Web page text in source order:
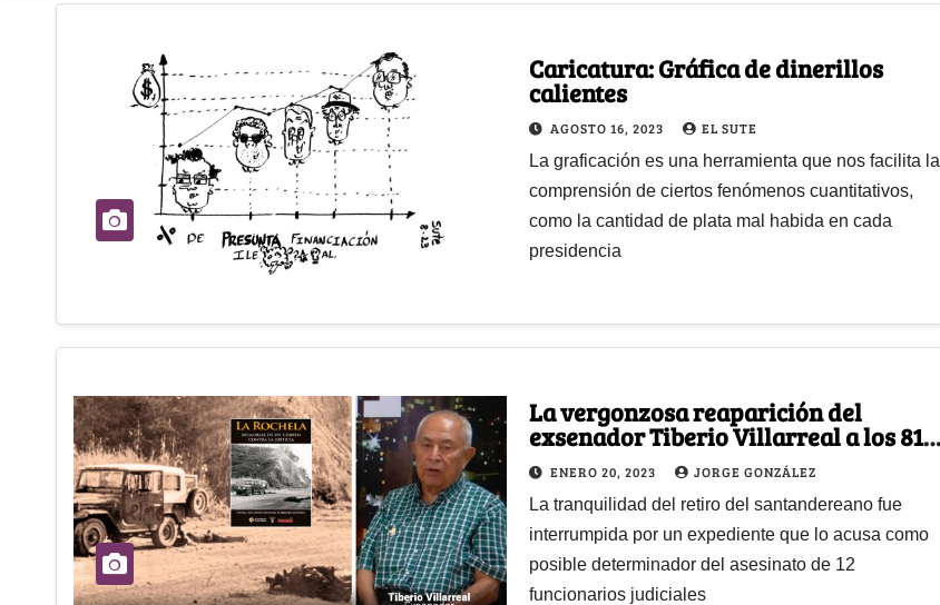
Caricatura: Gráfica de dinerillos
calientes
AGOSTO 16, 2023 EL SUTE
La graficación es una herramienta que nos facilita la
comprensión de ciertos fenómenos cuantitativos,
como la cantidad de plata mal habida en cada
presidencia
La vergonzosa reaparición del
exsenador Tiberio Villarreal a los 81
años
ENERO 20, 2023 JORGE GONZÁLEZ
La tranquilidad del retiro del santandereano fue
interrumpida por un expediente que lo acusa como
posible determinador del asesinato de 12
funcionarios judiciales